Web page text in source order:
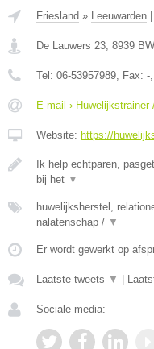
Friesland » Leeuwarden
De Lauwers 23, 8939 BW
Tel: 06-53957989, Fax: -
E-mail ›
Website: https://
Ik help echtparen,
bij het ▼
huwelijksherstel,
nalatenschap / ▼
Er wordt gewerkt op
Laatste tweets ▼
Sociale media: